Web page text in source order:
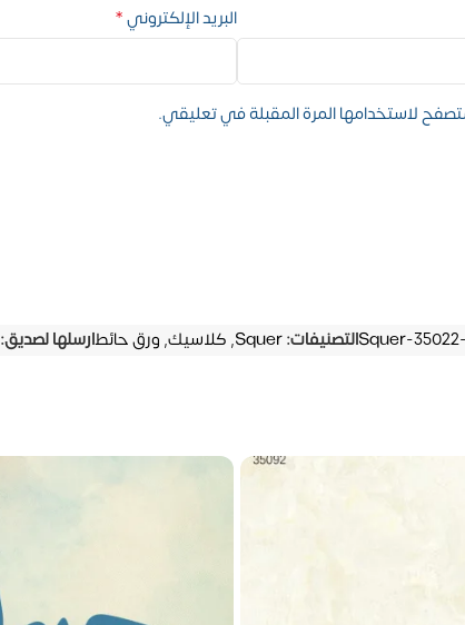
البريد الإلكتروني*
لاستخدامها المرة المقبلة في تعليقي.
Squer-التصنيفات:Squer
, كلاسيك, ورق حائطارسلها لصديق: